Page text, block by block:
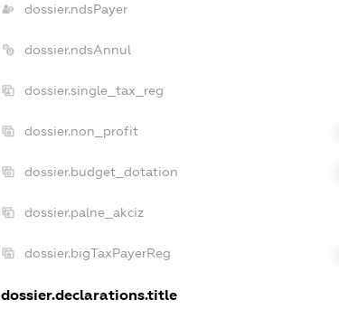
dossier.ndsPayer
dossier.ndsAnnul
dossier.single_tax_reg
dossier.non_profit
dossier.budget_dotation
dossier.palne_akciz
dossier.bigTaxPayerReg
dossier.declarations.title